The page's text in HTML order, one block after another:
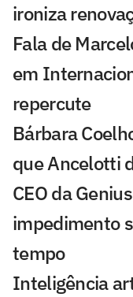
ironiza
Fala de
em
repercute
Bárbara
que Ancelotti
CEO da
impedimento
tempo
Inteligência